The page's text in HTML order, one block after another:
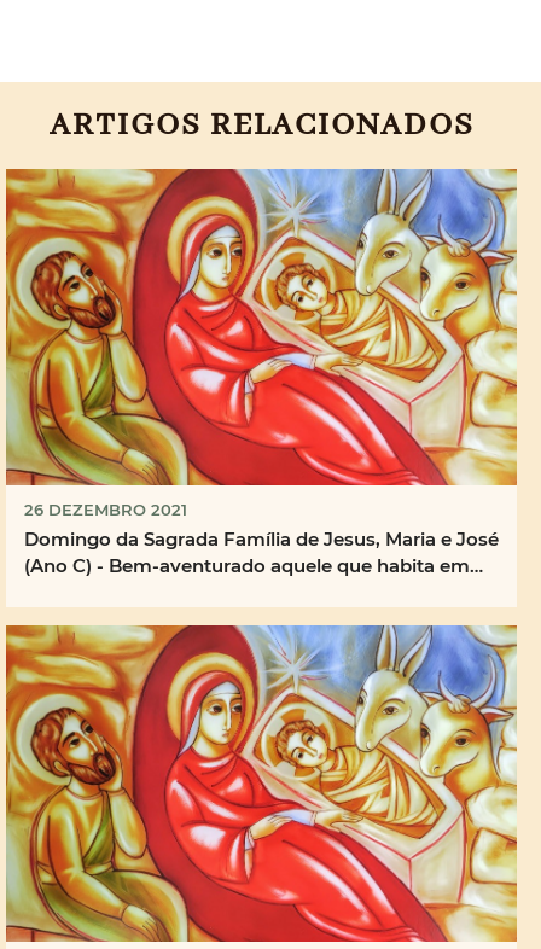
ARTIGOS RELACIONADOS
26 DEZEMBRO 2021
Domingo da Sagrada Família de Jesus, Maria e José
(Ano C) - Bem-aventurado aquele que habita em